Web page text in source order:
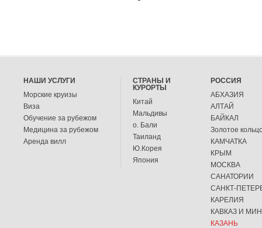
НАШИ УСЛУГИ
Морские круизы
Виза
Обучение за рубежом
Медицина за рубежом
Аренда вилл
СТРАНЫ И
КУРОРТЫ
Китай
Мальдивы
о. Бали
Таиланд
Ю.Корея
Япония
РОССИЯ
АБХАЗИЯ
АЛТАЙ
БАЙКАЛ
Золотое
КАМЧАТКА
КРЫМ
МОСКВА
САНАТОРИИ
САНКТ-
КАРЕЛИЯ
КАВКАЗ И
КАЗАНЬ